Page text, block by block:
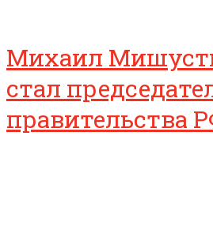
Михаил
стал
правительства